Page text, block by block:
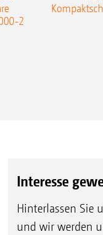
2
Interesse
Hinterlassen Sie
und wir werden